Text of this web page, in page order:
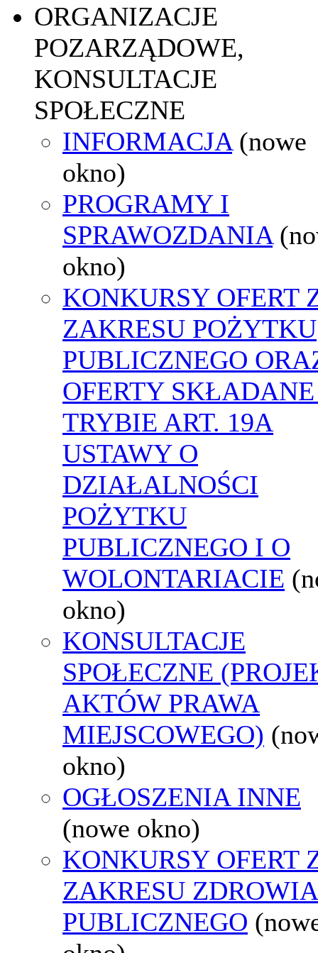
ORGANIZACJE
POZARZĄDOWE,
KONSULTACJE
SPOŁECZNE
INFORMACJA (nowe
okno)
PROGRAMY I
SPRAWOZDANIA
okno)
KONKURSY OFERT
ZAKRESU POŻYTKU
PUBLICZNEGO
OFERTY
TRYBIE ART. 19A
USTAWY O
DZIAŁALNOŚCI
POŻYTKU
PUBLICZNEGO I O
WOLONTARIACIE
okno)
KONSULTACJE
SPOŁECZNE
AKTÓW PRAWA
MIEJSCOWEGO)
okno)
OGŁOSZENIA INNE
(nowe okno)
KONKURSY OFERT
ZAKRESU ZDROWIA
PUBLICZNEGO